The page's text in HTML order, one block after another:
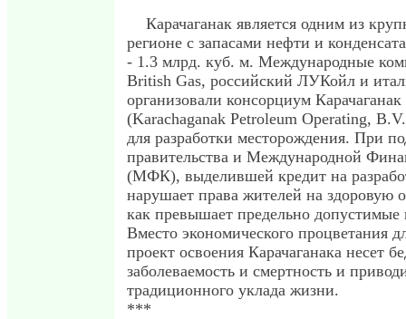
Карачаганак является одним из
регионе с запасами нефти и
- 1.3 млрд. куб. м. Международные
British Gas, российский ЛУКойл и
организовали консорциум
(Karachaganak Petroleum Operating,
для разработки месторождения. При
правительства и Международной
(МФК), выделившей кредит на
нарушает права жителей на здоровую
как превышает предельно
Вместо экономического процветания
проект освоения Карачаганака несет
заболеваемость и смертность и
традиционного уклада жизни.
***